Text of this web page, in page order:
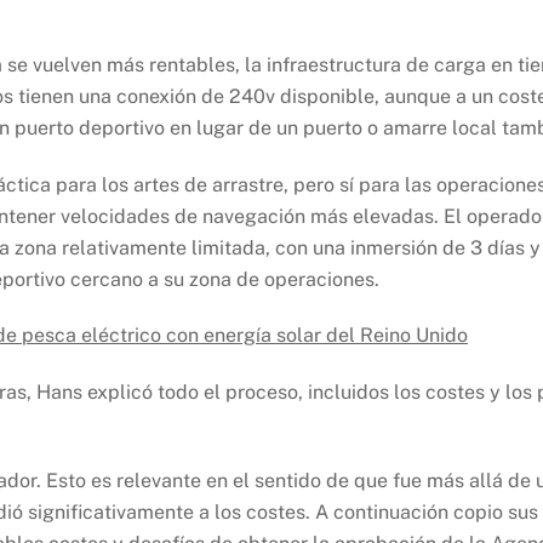
vuelven más rentables, la infraestructura de carga en
tienen una conexión de 240v disponible, aunque a un
puerto deportivo en lugar de un puerto o amarre local
para los artes de arrastre, pero sí para las
velocidades de navegación más elevadas. El
zona relativamente limitada, con una inmersión de 3 días
cercano a su zona de operaciones.
pesca eléctrico con energía solar del Reino Unido
Hans explicó todo el proceso, incluidos los costes y
Esto es relevante en el sentido de que fue más allá de
significativamente a los costes. A continuación copio